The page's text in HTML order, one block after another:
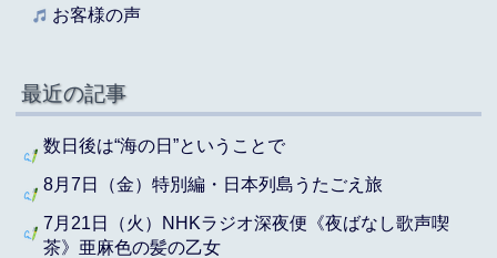
お客様の声
最近の記事
数日後は“海の日”ということで
8月7日（金）特別編・日本列島うたごえ旅
7月21日（火）NHKラジオ深夜便《夜ばなし歌声喫
茶》亜麻色の髪の乙女